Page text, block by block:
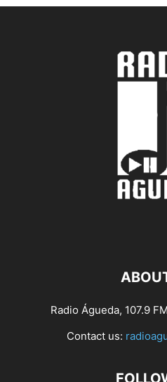
Radio Águeda, 107.9
Contact us: